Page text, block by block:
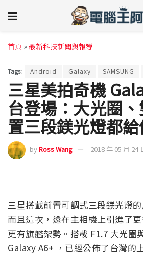
首頁 »最新科技新聞與報導
Tags: Android Galaxy SAMSUNG
三星美拍奇機
台登場：大光圈
置三段鎂光燈都給
byRoss Wang 2018 年 05 月 24
三星搭載前置可調式三段鎂光燈
而且這次，還在主相機上引進了
更有旗艦架勢。搭載 F1.7 大光圈
Galaxy A6+ ，已經公佈了台灣的